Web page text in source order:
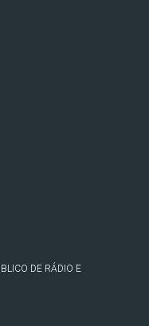
DE RÁDIO E